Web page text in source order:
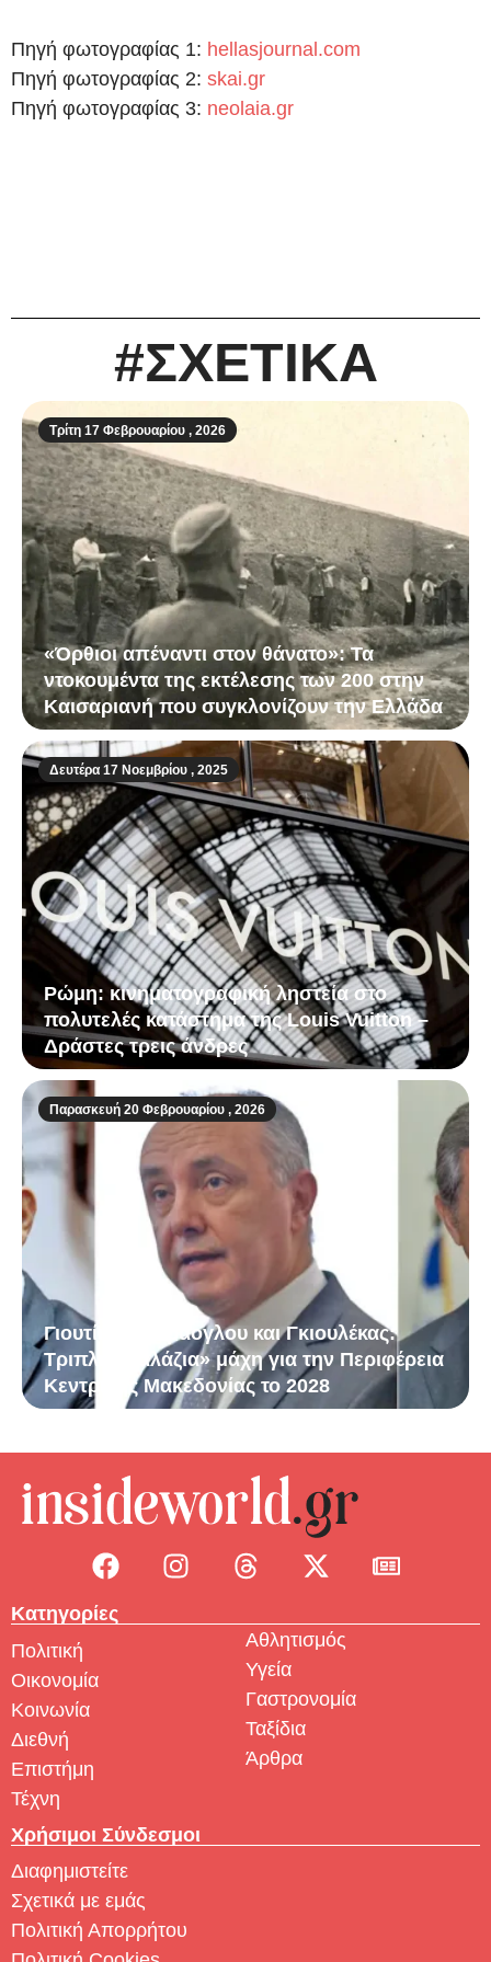
Πηγή φωτογραφίας 1: hellasjournal.com
Πηγή φωτογραφίας 2: skai.gr
Πηγή φωτογραφίας 3: neolaia.gr
#ΣΧΕΤΙΚΑ
Τρίτη 17 Φεβρουαρίου , 2026
«Όρθιοι απέναντι στον θάνατο»: Τα
ντοκουμέντα της εκτέλεσης των 200 στην
Καισαριανή που συγκλονίζουν την Ελλάδα
Δευτέρα 17 Νοεμβρίου , 2025
Ρώμη: κινηματογραφική ληστεία στο
πολυτελές κατάστημα της Louis Vuitton –
Δράστες τρεις άνδρες
Παρασκευή 20 Φεβρουαρίου , 2026
Γιουτίκας, Καράογλου και Γκιουλέκας:
Τριπλή «γαλάζια» μάχη για την Περιφέρεια
Κεντρικής Μακεδονίας το 2028
Κατηγορίες
Πολιτική
Οικονομία
Κοινωνία
Διεθνή
Επιστήμη
Τέχνη
Αθλητισμός
Υγεία
Γαστρονομία
Ταξίδια
Άρθρα
Χρήσιμοι Σύνδεσμοι
Διαφημιστείτε
Σχετικά με εμάς
Πολιτική Απορρήτου